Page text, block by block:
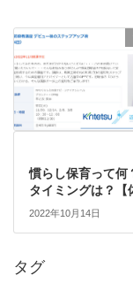
慣らし保育って何
タイミングは？【
2022年10月14日
タグ